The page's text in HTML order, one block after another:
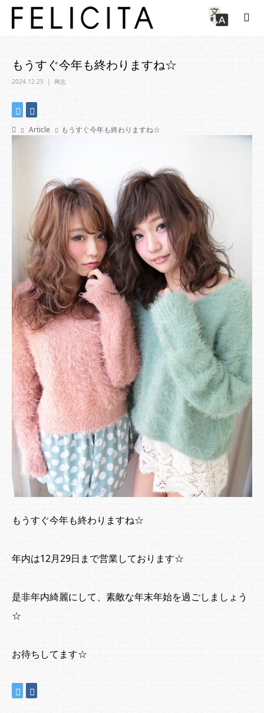
Article もうすぐ今年も終わりますね☆
もうすぐ今年も終わりますね☆
2024.12.25 网志
もうすぐ今年も終わりますね☆
年内は12月29日まで営業しております☆
是非年内綺麗にして、素敵な年末年始を過ごしましょう
☆
お待ちしてます☆